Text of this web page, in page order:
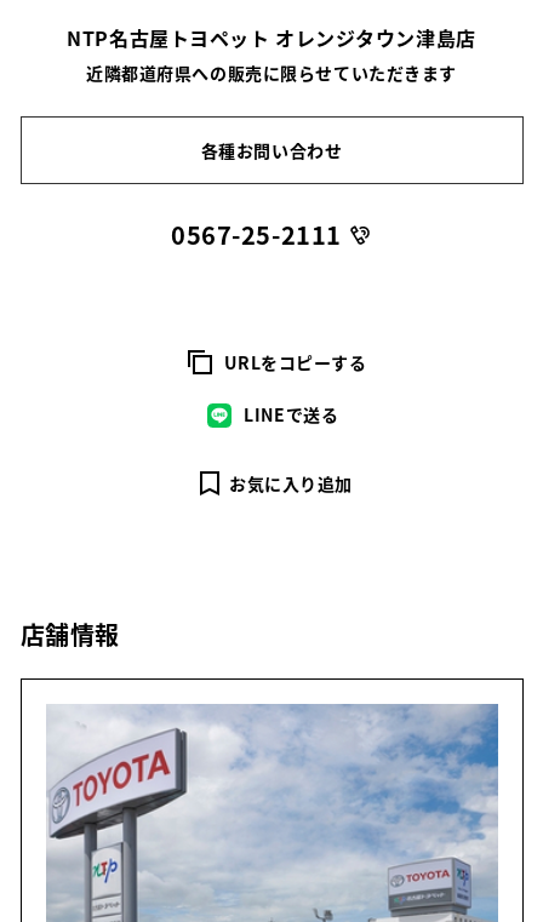
NTP名古屋トヨペット オレンジタウン津島店
近隣都道府県への販売に限らせていただきます
各種お問い合わせ
0567-25-2111
URLをコピーする
LINEで送る
お気に入り追加
店舗情報